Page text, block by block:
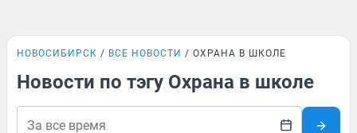
НОВОСИБИРСК ВСЕ НОВОСТИ ОХРАНА В ШКОЛЕ
Новости по тэгу Охрана в школе